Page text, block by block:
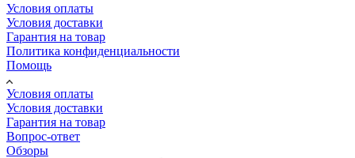
Условия оплаты
Условия доставки
Гарантия на товар
Политика конфиденциальности
Помощь
Условия оплаты
Условия доставки
Гарантия на товар
Вопрос-ответ
Обзоры